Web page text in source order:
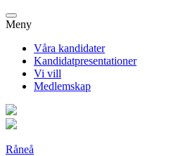
Meny
Våra kandidater
Kandidatpresentationer
Vi vill
Medlemskap
Råneå